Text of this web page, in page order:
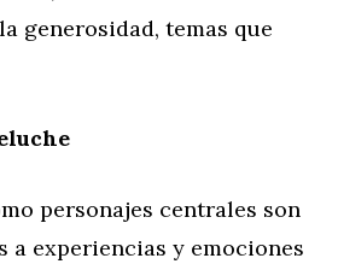
generosidad, temas que
personajes centrales son
a experiencias y emociones